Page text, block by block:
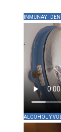
INMUNAY -
ALCOHOL Y